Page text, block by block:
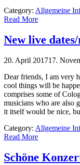
Category: Allgemeine
Read More
New live
20. April 201717.
Dear friends, I am very
cool things will be
comprises some of
musicians who are also
it itself would be nice,
Category: Allgemeine
Read More
Schöne